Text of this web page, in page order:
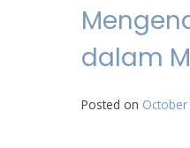
dalam
Posted on